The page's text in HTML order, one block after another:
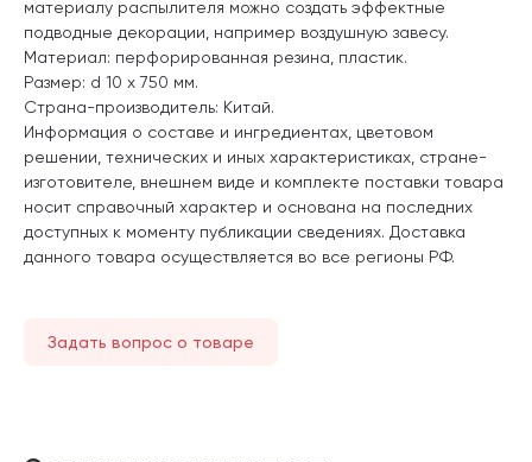
материалу распылителя можно создать эффектные
подводные декорации, например воздушную завесу.
Материал: перфорированная резина, пластик.
Размер: d 10 х 750 мм.
Страна-производитель: Китай.
Информация о составе и ингредиентах, цветовом
решении, технических и иных характеристиках, стране-
изготовителе, внешнем виде и комплекте поставки товара
носит справочный характер и основана на последних
доступных к моменту публикации сведениях. Доставка
данного товара осуществляется во все регионы РФ.
Задать вопрос о товаре